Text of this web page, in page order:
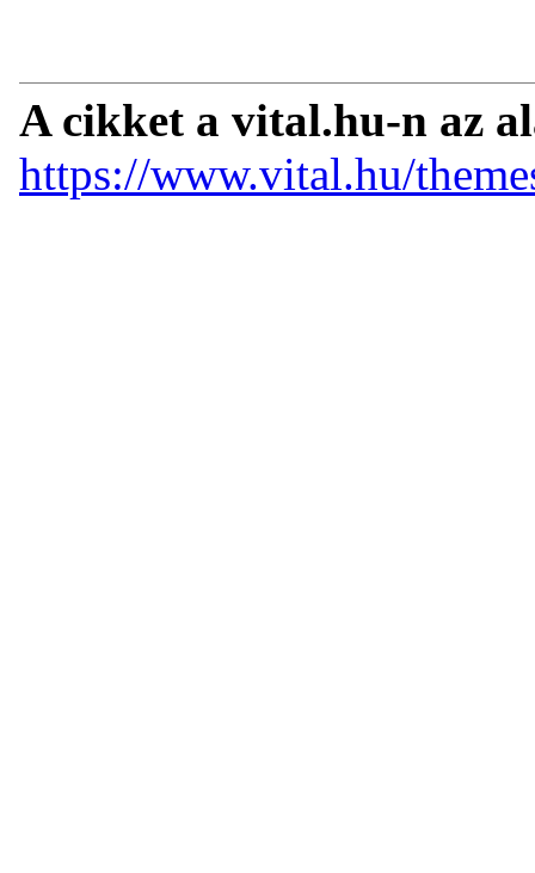
A cikket a vital.hu-n az
https://www.vital.hu/